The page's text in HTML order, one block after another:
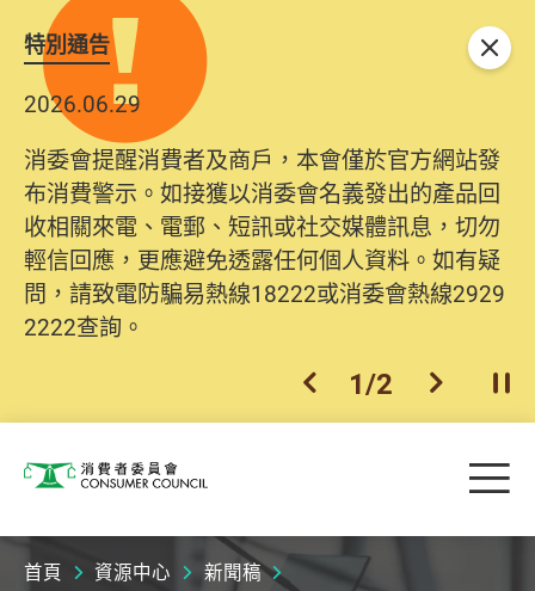
特別通告
2026.06.29
消委會提醒消費者及商戶，本會僅於官方網站發
布消費警示。如接獲以消委會名義發出的產品回
收相關來電、電郵、短訊或社交媒體訊息，切勿
輕信回應，更應避免透露任何個人資料。如有疑
問，請致電防騙易熱線18222或消委會熱線2929
2222查詢。
上一個
1/2 下一個開
關閉
消費者委員會 目
首頁 資源中心 新聞稿